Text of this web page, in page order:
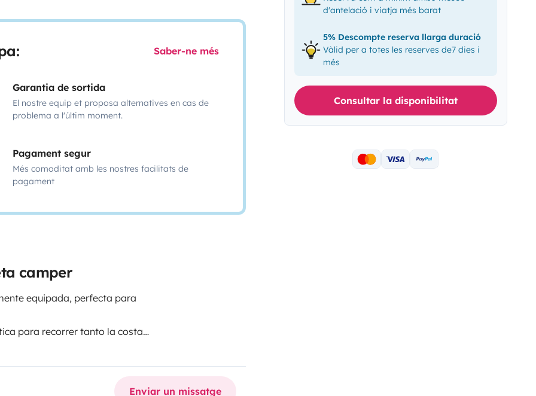
Saber-ne més
Garantia de sortida
El nostre equip et proposa alternatives en cas de
problema a l'últim moment.
Pagament segur
Més comoditat amb les nostres facilitats de
pagament
camper
equipada, perfecta para
para recorrer tanto la costa
de todo lo necesario
cocina completa, baño
(placa solar, batería auxiliar,
Enviar un missatge
d'antelació i viatja més barat
5% Descompte reserva llarga duració
Vàlid per a totes les reserves de7 dies i
més
Consultar la disponibilitat